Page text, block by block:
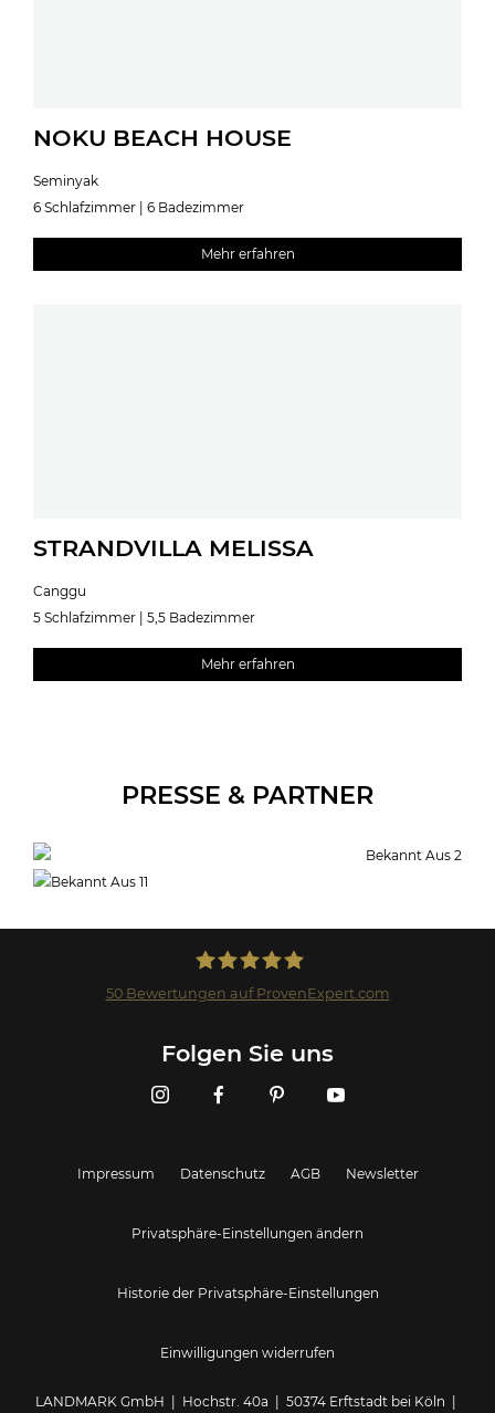
NOKU BEACH HOUSE
Seminyak
6 Schlafzimmer | 6 Badezimmer
Mehr erfahren
STRANDVILLA MELISSA
Canggu
5 Schlafzimmer | 5,5 Badezimmer
Mehr erfahren
PRESSE & PARTNER
50Bewertungen auf ProvenExpert.com
Folgen Sie uns
Impressum Datenschutz AGB Newsletter
Privatsphäre-Einstellungen ändern
Historie der Privatsphäre-Einstellungen
Einwilligungen widerrufen
LANDMARK GmbH | Hochstr. 40a | 50374 Erftstadt bei Köln |